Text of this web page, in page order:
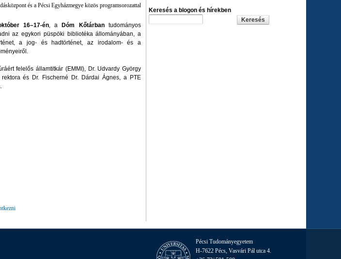
és a Pécsi Egyházmegye közös programsorozattal
16–17-én, aDóm Kőtárbantudományos
az egykori püspöki bibliotéka állományában, a
a jog- és hadtörténet, az irodalom- és a
felelős államtitkár (EMMI), Dr. Udvardy György
és Dr. Fischerné Dr. Dárdai Ágnes, a PTE
kapcsolatosan
Keresés a blogon és hírekben
Pécsi Tudományegyetem
H-7622 Pécs, Vasvári Pál utca 4.